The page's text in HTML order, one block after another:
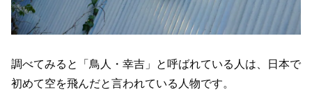
調べてみると「鳥人・幸吉」と呼ばれている人は、日本で
初めて空を飛んだと言われている人物です。